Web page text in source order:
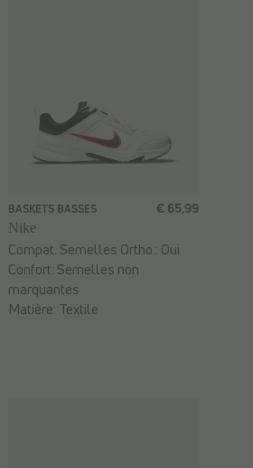
BASKETS BASSES
Nike
€ 65,99
Compat. Semelles Ortho.: Oui
Confort: Semelles non
marquantes
Matière: Textile